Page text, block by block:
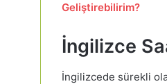
Geliştirebilirim?
İngilizce
İngilizcede sürekli